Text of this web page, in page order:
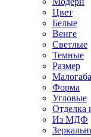
Цвет
Белые
Венге
Светлые
Темные
Размер
Форма
Угловые
Отделка
Из МДФ